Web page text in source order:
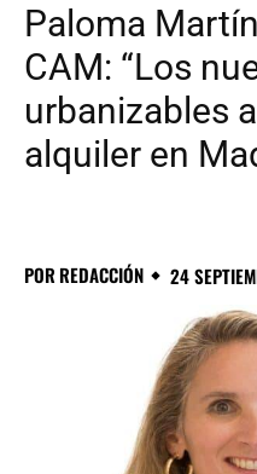
Paloma
CAM: “Los
urbanizables
alquiler en
POR REDACCIÓN 24